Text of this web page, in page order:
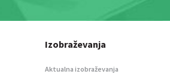
Izobraževanja
Aktualna izobraževanja